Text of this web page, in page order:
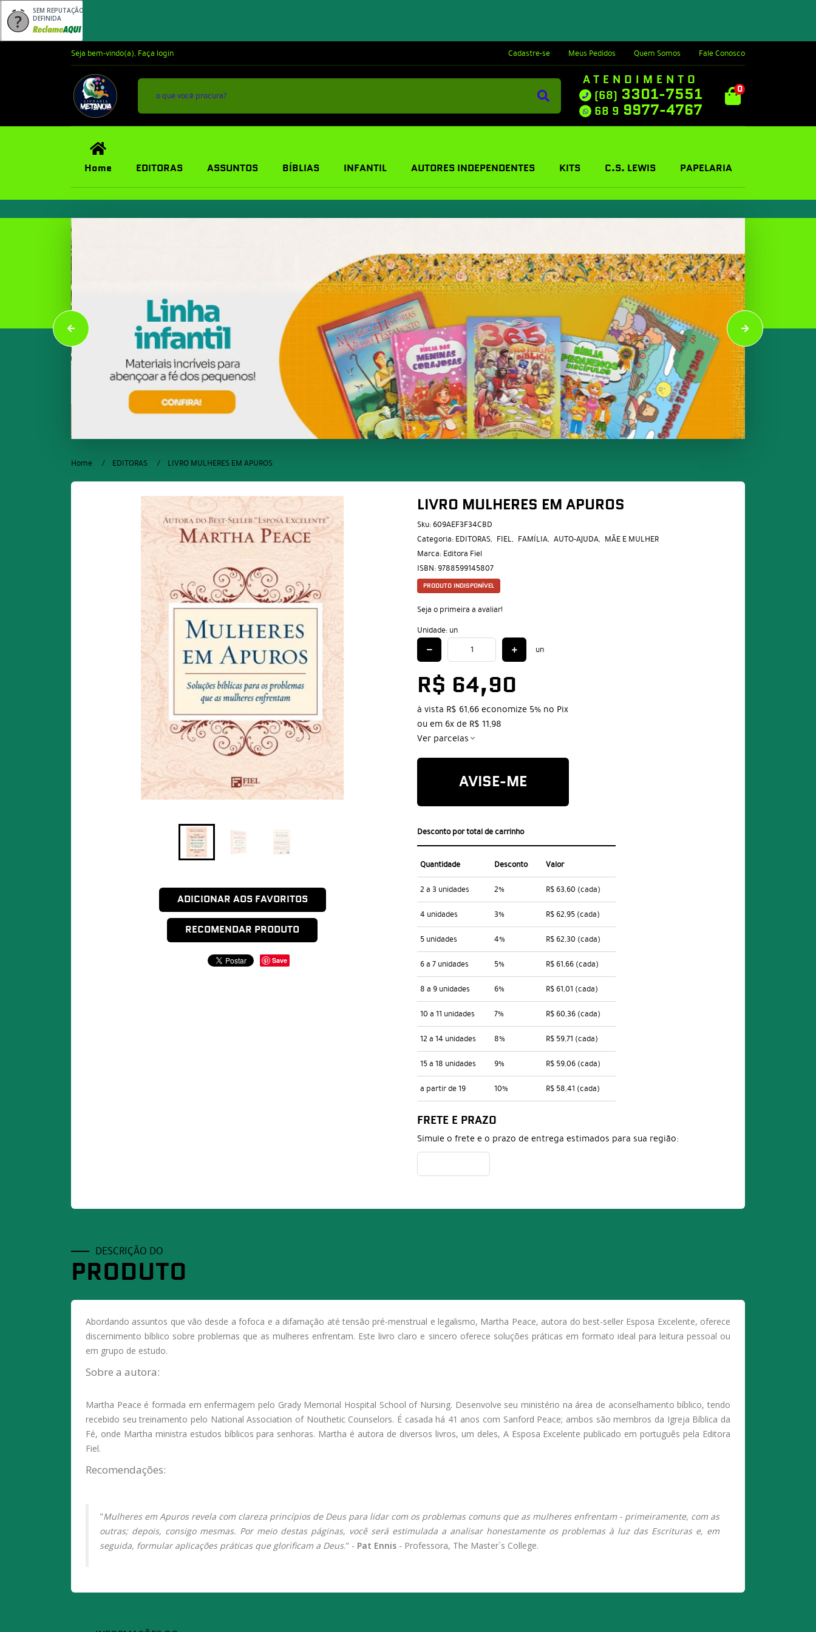
SEM REPUTAÇÃO
DEFINIDA
Seja bem-vindo(a), Faça login Cadastre-se Meus Pedidos Quem Somos Fale Conosco
ATENDIMENTO
(68) 3301-7551
68 9 9977-4767
0
Home EDITORAS ASSUNTOS BÍBLIAS INFANTIL AUTORES INDEPENDENTES KITS C.S. LEWIS PAPELARIA
Home EDITORAS LIVRO MULHERES EM APUROS
ADICIONAR AOS FAVORITOS
RECOMENDAR PRODUTO
Save
LIVRO MULHERES EM APUROS
Sku: 609AEF3F34CBD
Categoria: EDITORAS FIEL FAMÍLIA AUTO-AJUDA MÃE E MULHER
Marca: Editora Fiel
ISBN: 9788599145807
PRODUTO INDISPONÍVEL
Seja o primeira a avaliar!
Unidade: un
un
R$ 64,90
à vista R$ 61,66economize 5% no Pix
ou em 6xde R$ 11,98
Ver parcelas
AVISE-ME
Desconto por total de carrinho
Quantidade Desconto Valor
2 a 3 unidades 2% R$ 63,60 (cada)
4 unidades 3% R$ 62,95 (cada)
5 unidades 4% R$ 62,30 (cada)
6 a 7 unidades 5% R$ 61,66 (cada)
8 a 9 unidades 6% R$ 61,01 (cada)
10 a 11 unidades 7% R$ 60,36 (cada)
12 a 14 unidades 8% R$ 59,71 (cada)
15 a 18 unidades 9% R$ 59,06 (cada)
a partir de 19 10% R$ 58,41 (cada)
FRETE E PRAZO
Simule o frete e o prazo de entrega estimados para sua região:
DESCRIÇÃO DO
PRODUTO
Abordando assuntos que vão desde a fofoca e a difamação até tensão pré-menstrual e legalismo, Martha Peace, autora do best-seller Esposa Excelente, oferece
discernimento bíblico sobre problemas que as mulheres enfrentam. Este livro claro e sincero oferece soluções práticas em formato ideal para leitura pessoal ou
em grupo de estudo.
Sobre a autora:
Martha Peace é formada em enfermagem pelo Grady Memorial Hospital School of Nursing. Desenvolve seu ministério na área de aconselhamento bíblico, tendo
recebido seu treinamento pelo National Association of Nouthetic Counselors. É casada há 41 anos com Sanford Peace; ambos são membros da Igreja Bíblica da
Fé, onde Martha ministra estudos bíblicos para senhoras. Martha é autora de diversos livros, um deles, A Esposa Excelente publicado em português pela Editora
Fiel.
Recomendações:
"Mulheres em Apuros revela com clareza princípios de Deus para lidar com os problemas comuns que as mulheres enfrentam - primeiramente, com as
outras; depois, consigo mesmas. Por meio destas páginas, você será estimulada a analisar honestamente os problemas à luz das Escrituras e, em
seguida, formular aplicações práticas que glorificam a Deus." - Pat Ennis - Professora, The Master`s College.